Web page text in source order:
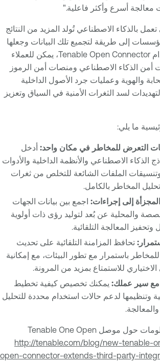
أسرع وأكثر فاعلية."
تعمل بالذكاء الاصطناعي تُولد المزيد من النتائج
إلى طريقة لتجميع تلك البيانات وجعلها
قابلة للتنفيذ. وباستخدام Tenable Open Connector، يمكن للعملاء
أمن الذكاء الاصطناعي ومنصات أمن الرموز
والهوية وعمليات جرد الأصول الداخلية
لسد الثغرات الأمنية في السياق وتعزيز
ما يلي:
التعرض للمخاطر في مكان واحد: أدخل
الذكاء الاصطناعي والأنظمة الداخلية والأدوات
الملفات الشائعة للتخلص من ثغرات
المخاطر بالكامل.
إلى إجراءات: اجمع بين بيانات الجهات
والمحلية عن بُعد لتوليد رؤى ذات أولوية
وتحفيز المعالجة التلقائية.
تحافظ المزامنة التلقائية على تحديث
باستمرار مع تطور البيئات، مع إمكانية
للاستمتاع بمزيد من المرونة.
مع سير عملك: يمكنك تخصيص كيفية تخطيط
وتنظيمها لدعم حالات استخدام محددة للتحليل
يتوفر المزيد من المعلومات حول موصل Tenable One Open
http://tenable.com/blog/new-tenable-
open-connector-extends-third-party-